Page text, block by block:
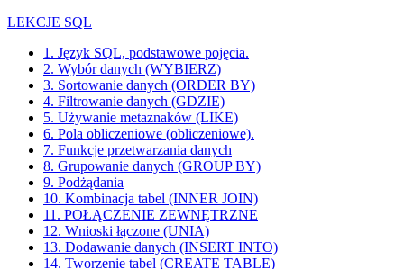
LEKCJE SQL
1. Język SQL, podstawowe pojęcia.
2. Wybór danych (WYBIERZ)
3. Sortowanie danych (ORDER BY)
4. Filtrowanie danych (GDZIE)
5. Używanie metaznaków (LIKE)
6. Pola obliczeniowe (obliczeniowe).
7. Funkcje przetwarzania danych
8. Grupowanie danych (GROUP BY)
9. Podżądania
10. Kombinacja tabel (INNER JOIN)
11. POŁĄCZENIE ZEWNĘTRZNE
12. Wnioski łączone (UNIA)
13. Dodawanie danych (INSERT INTO)
14. Tworzenie tabel (CREATE TABLE)